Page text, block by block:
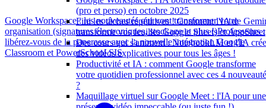
(pro et perso) en octobre 2025
Fini les tâches répétitives ! Comment l'IA de
transforme vos feuilles Google Sheets et AppSheet
Des cours qui s'animent : NotebookLM et l'IA
des vidéos explicatives pour tous les âges !
Productivité et IA : comment Google transforme
votre quotidien professionnel avec ces 4
?
Maquillage virtuel sur Google Meet : l'IA pour une
Google Workspace : les nouveautés qui vont transformer votre
organisation (signatures électroniques, stockage et plus !)Professeurs :
libérez-vous de la paperasse avec la nouvelle intégration Google
Classroom et PowerSchool SIS